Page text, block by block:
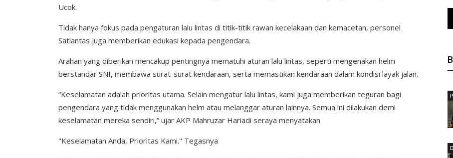
Ucok.
Tidak hanya fokus pada pengaturan lalu lintas di titik-titik rawan kecelakaan dan kemacetan, personel
Satlantas juga memberikan edukasi kepada pengendara.
Arahan yang diberikan mencakup pentingnya mematuhi aturan lalu lintas, seperti mengenakan helm
berstandar SNI, membawa surat-surat kendaraan, serta memastikan kendaraan dalam kondisi layak jalan.
“Keselamatan adalah prioritas utama. Selain mengatur lalu lintas, kami juga memberikan teguran bagi
pengendara yang tidak menggunakan helm atau melanggar aturan lainnya. Semua ini dilakukan demi
keselamatan mereka sendiri,” ujar AKP Mahruzar Hariadi seraya menyatakan
"Keselamatan Anda, Prioritas Kami." Tegasnya